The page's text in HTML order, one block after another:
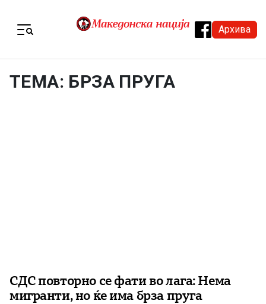
Архива
ТЕМА: БРЗА ПРУГА
СДС повторно се фати во лага: Нема
мигранти, но ќе има брза пруга